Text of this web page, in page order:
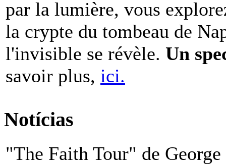
par la lumière, vous
la crypte du tombeau de
l'invisible se révèle. Un
savoir plus, ici.
Notícias
"The Faith Tour" de